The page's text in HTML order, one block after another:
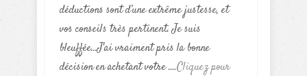
déductions sont d’une extrême justesse, et
vos conseils très pertinent. Je suis
bleuffée...J'ai vraiment pris la bonne
décision en achetant votre ....Cliquez pour